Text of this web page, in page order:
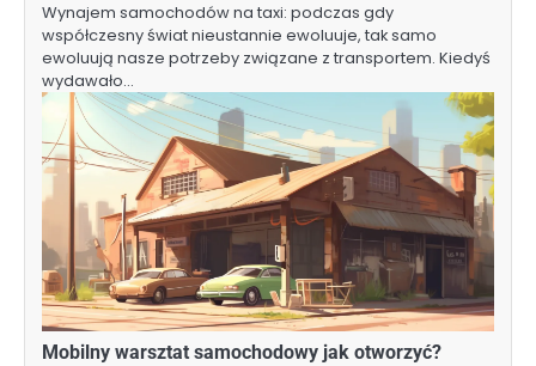
Wynajem samochodów na taxi: podczas gdy
współczesny świat nieustannie ewoluuje, tak samo
ewoluują nasze potrzeby związane z transportem. Kiedyś
wydawało…
Mobilny warsztat samochodowy jak otworzyć?